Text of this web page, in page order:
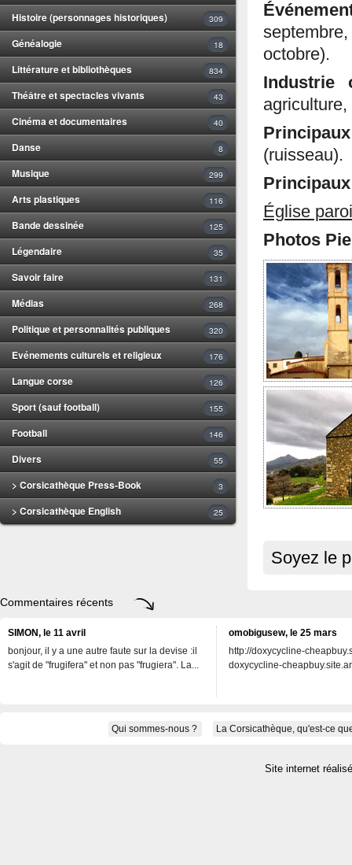
Histoire (personnages historiques) 309
Généalogie 18
Littérature et bibliothèques 834
Théâtre et spectacles vivants 43
Cinéma et documentaires 40
Danse 8
Musique 299
Arts plastiques 116
Bande dessinée 125
Légendaire 35
Savoir faire 131
Médias 268
Politique et personnalités publiques 320
Evénements culturels et religieux 176
Langue corse 126
Sport (sauf football) 155
Football 146
Divers 55
> Corsicathèque Press-Book 3
> Corsicathèque English 25
octobre).
Industrie
(ruisseau).
Église
Photos
Soyez le
Commentaires récents
SIMON, le 11 avril
bonjour, il y a une autre faute sur la devise :il
s'agit de "frugifera" et non pas "frugiera". La...
omobigusew, le 25 mars
http://doxycycline-
doxycycline-
Qui sommes-nous ? La Corsicathèque, qu'est-ce
Site internet